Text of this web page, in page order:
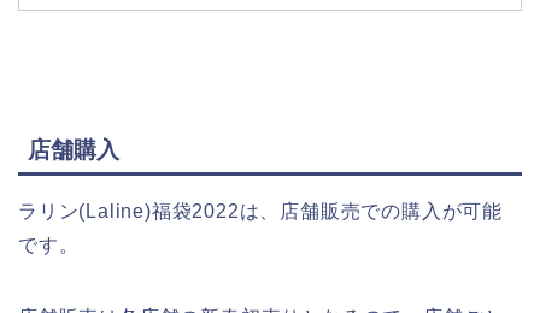
店舗購入
ラリン(Laline)福袋2022は、店舗販売での購入が可能
です。